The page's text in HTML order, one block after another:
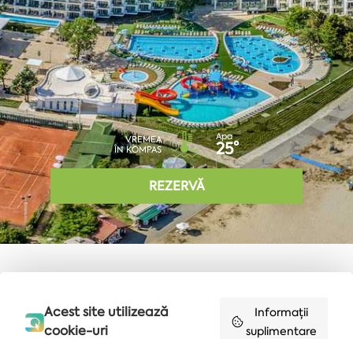
VREMEA
ÎN KOMPAS
Apa
25°
REZERVĂ
rezultate, dar îti sugerăm să
Acest site utilizează
cookie-uri
Informații
suplimentare